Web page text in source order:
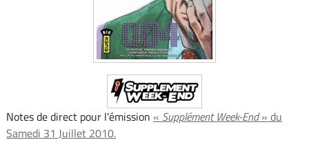
Notes de direct pour l'émission « Supplément Week-End» du
Samedi 31 Juillet 2010.